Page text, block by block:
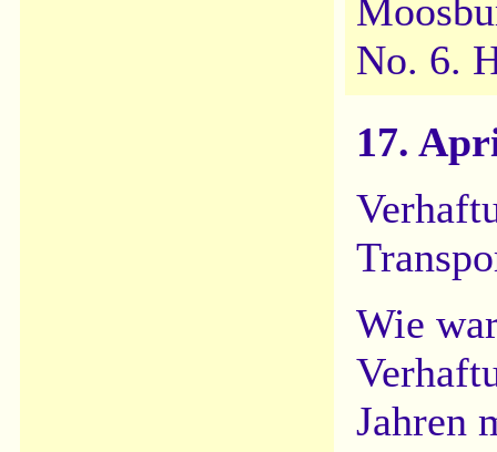
No. 6.
17.
Wie
Jahren